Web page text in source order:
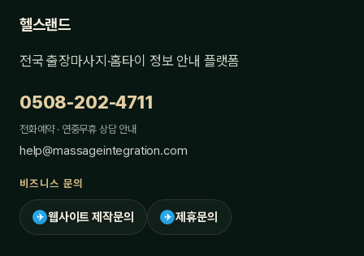
헬스랜드
전국 출장마사지·홈타이 정보 안내 플랫폼
0508-202-4711
전화예약 · 연중무휴 상담 안내
help@massageintegration.com
비즈니스 문의
✈ 웹사이트 제작문의 ✈ 제휴문의